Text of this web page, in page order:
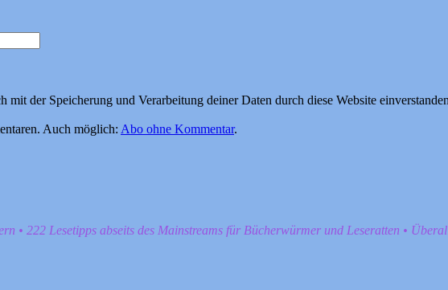
mit der Speicherung und Verarbeitung deiner Daten durch diese Website
Auch möglich: Abo ohne Kommentar.
• 222 Lesetipps abseits des Mainstreams für Bücherwürmer und Leseratten •